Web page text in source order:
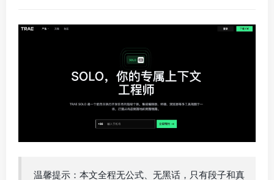
温馨提示：本文全程无公式、无黑话，只有段子和真